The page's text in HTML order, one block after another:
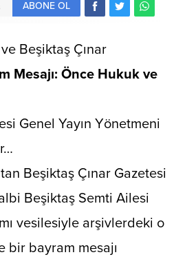
ABONE OL
Beşiktaş Çınar
Mesajı: Önce Hukuk ve
Genel Yayın Yönetmeni
Beşiktaş Çınar Gazetesi
Beşiktaş Semti Ailesi
vesilesiyle arşivlerdeki o
bir bayram mesajı